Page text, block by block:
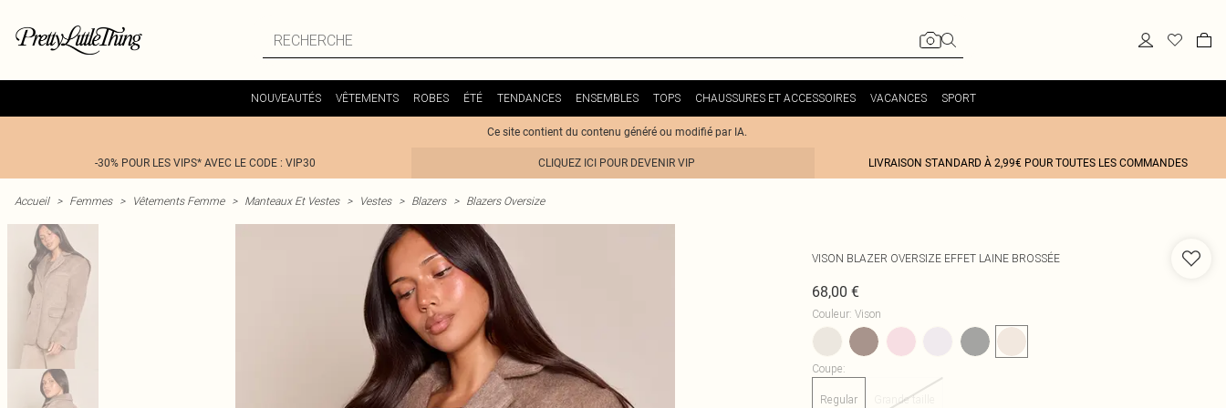
NOUVEAUTÉS VÊTEMENTS ROBES ÉTÉ TENDANCES ENSEMBLES TOPS CHAUSSURES ET ACCESSOIRES VACANCES SPORT
Ce site contient du contenu généré ou modifié par IA.
-30% POUR LES VIPS* AVEC LE CODE : VIP30 CLIQUEZ ICI POUR DEVENIR VIP LIVRAISON STANDARD À 2,99€ POUR TOUTES LES COMMANDES
Accueil > Femmes > Vêtements Femme > Manteaux Et Vestes > Vestes > Blazers > Blazers Oversize
VISON BLAZER OVERSIZE EFFET LAINE BROSSÉE
68,00 €
Couleur: Vison
Coupe:
Regular Grande taille